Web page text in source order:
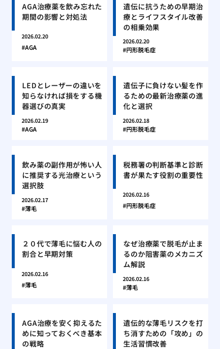
AGA治療薬を飲み忘れた
期間の影響と対処法
2026.02.20
AGA
遺伝に抗うための早期治
療とライフスタイル改善
の相乗効果
2026.02.20
円形脱毛症
LEDとレーザーの違いを
知らなければ損をする機
器選びの真実
2026.02.19
AGA
遺伝子に負けない髪を作
るための最新治療薬の進
化と選択
2026.02.18
円形脱毛症
飲み薬の副作用が怖い人
に推奨する光治療という
選択肢
2026.02.17
薄毛
税務署の判断基準と診断
書が果たす役割の重要性
2026.02.16
円形脱毛症
２０代で薄毛に悩む人の
割合と早期対策
2026.02.16
薄毛
なぜ治療薬で脱毛が止ま
るのか阻害薬のメカニズ
ム解説
2026.02.16
薄毛
AGA治療を安く抑えるた
めに知っておくべき基本
の戦略
遺伝的な薄毛リスクを打
ち消すための「攻め」の
生活習慣改善